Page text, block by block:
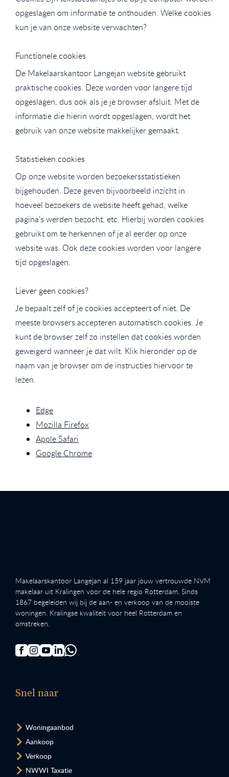
opgeslagen om informatie te onthouden. Welke cookies
kun je van onze website verwachten?
Functionele cookies
De Makelaarskantoor Langejan website gebruikt
praktische cookies. Deze worden voor langere tijd
opgeslagen, dus ook als je je browser afsluit. Met de
informatie die hierin wordt opgeslagen, wordt het
gebruik van onze website makkelijker gemaakt.
Statistieken cookies
Op onze website worden bezoekersstatistieken
bijgehouden. Deze geven bijvoorbeeld inzicht in
hoeveel bezoekers de website heeft gehad, welke
pagina's werden bezocht, etc. Hierbij worden cookies
gebruikt om te herkennen of je al eerder op onze
website was. Ook deze cookies worden voor langere
tijd opgeslagen.
Liever geen cookies?
Je bepaalt zelf of je cookies accepteert of niet. De
meeste browsers accepteren automatisch cookies. Je
kunt de browser zelf zo instellen dat cookies worden
geweigerd wanneer je dat wilt. Klik hieronder op de
naam van je browser om de instructies hiervoor te
lezen.
Edge
Mozilla Firefox
Apple Safari
Google Chrome
Makelaarskantoor Langejan al 159 jaar jouw vertrouwde NVM
makelaar uit Kralingen voor de hele regio Rotterdam. Sinds
1867 begeleiden wij bij de aan- en verkoop van de mooiste
woningen. Kralingse kwaliteit voor heel Rotterdam en
omstreken.
Snel naar
Woningaanbod
Aankoop
Verkoop
NWWI Taxatie